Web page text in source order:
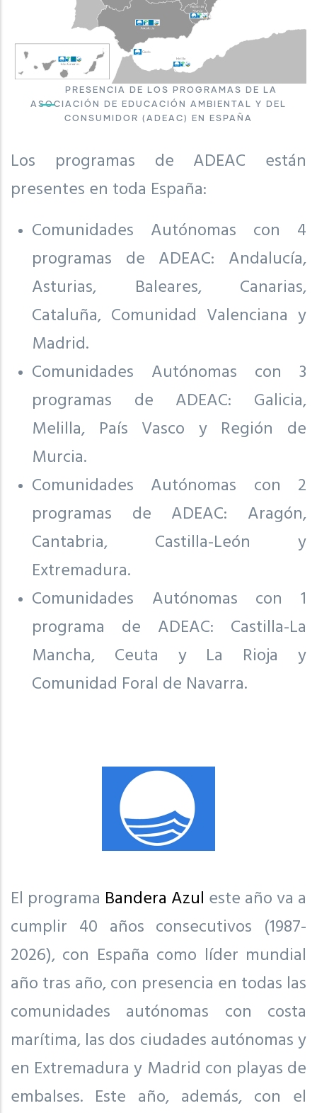
PRESENCIA DE LOS PROGRAMAS DE LA
ASOCIACIÓN DE EDUCACIÓN AMBIENTAL Y DEL
CONSUMIDOR (ADEAC) EN ESPAÑA
Los programas de ADEAC están
presentes en toda España:
Comunidades Autónomas con 4
programas de ADEAC: Andalucía,
Asturias, Baleares, Canarias,
Cataluña, Comunidad Valenciana y
Madrid.
Comunidades Autónomas con 3
programas de ADEAC: Galicia,
Melilla, País Vasco y Región de
Murcia.
Comunidades Autónomas con 2
programas de ADEAC: Aragón,
Cantabria, Castilla-León y
Extremadura.
Comunidades Autónomas con 1
programa de ADEAC: Castilla-La
Mancha, Ceuta y La Rioja y
Comunidad Foral de Navarra.
El programa Bandera Azul este año va a
cumplir 40 años consecutivos (1987-
2026), con España como líder mundial
año tras año, con presencia en todas las
comunidades autónomas con costa
marítima, las dos ciudades autónomas y
en Extremadura y Madrid con playas de
embalses. Este año, además, con el